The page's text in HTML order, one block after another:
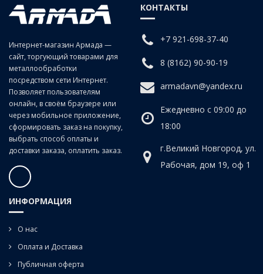
Интернет-магазин Армада —
сайт, торгующий товарами для
металлообработки
посредством сети Интернет.
Позволяет пользователям
онлайн, в своём браузере или
через мобильное приложение,
сформировать заказ на покупку,
выбрать способ оплаты и
доставки заказа, оплатить заказ.
КОНТАКТЫ
+7 921-698-37-40
8 (8162) 90-90-19
armadavn@yandex.ru
Ежедневно с 09:00 до
18:00
г.Великий Новгород, ул.
Рабочая, дом 19, оф 1
ИНФОРМАЦИЯ
О нас
Оплата и Доставка
Публичная оферта